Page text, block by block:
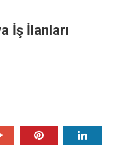
İş İlanları